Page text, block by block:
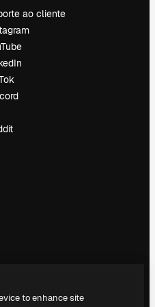
ao cliente
to enhance site